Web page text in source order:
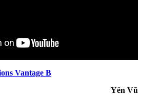
Vantage B
Yên Vũ